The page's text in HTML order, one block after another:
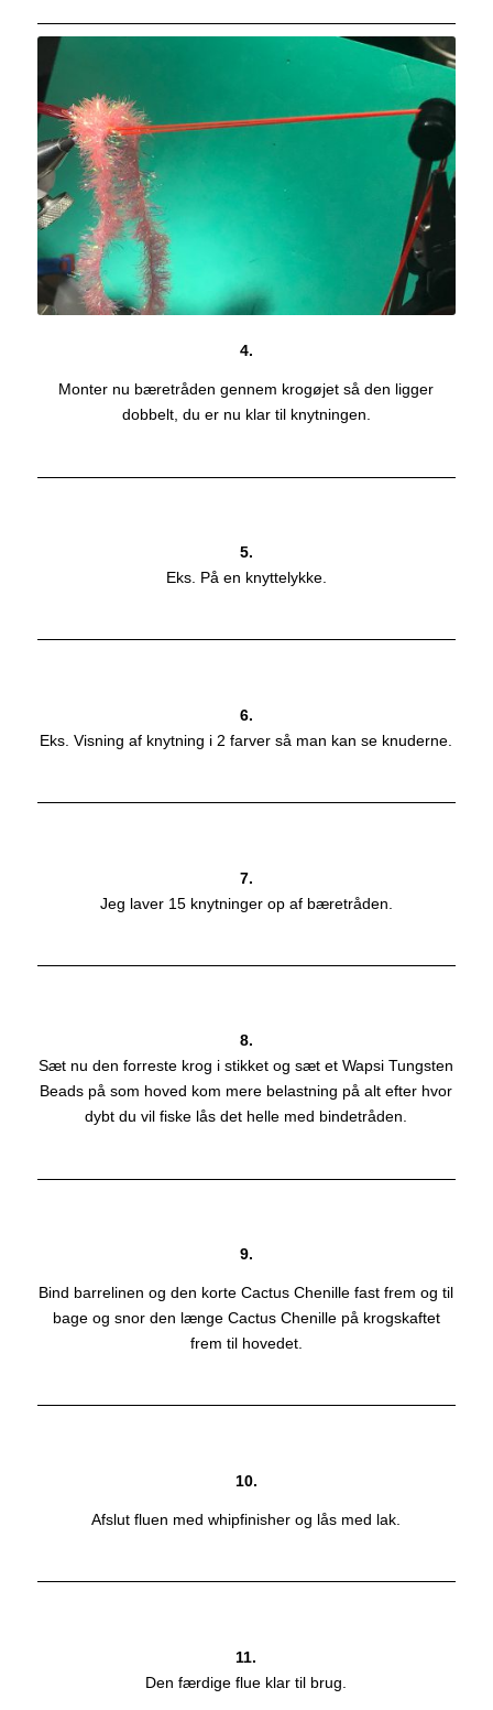
4.
Monter nu bæretråden gennem krogøjet så den ligger
dobbelt, du er nu klar til knytningen.
5.
Eks. På en knyttelykke.
6.
Eks. Visning af knytning i 2 farver så man kan se knuderne.
7.
Jeg laver 15 knytninger op af bæretråden.
8.
Sæt nu den forreste krog i stikket og sæt et Wapsi Tungsten
Beads på som hoved kom mere belastning på alt efter hvor
dybt du vil fiske lås det helle med bindetråden.
9.
Bind barrelinen og den korte Cactus Chenille fast frem og til
bage og snor den længe Cactus Chenille på krogskaftet
frem til hovedet.
10.
Afslut fluen med whipfinisher og lås med lak.
11.
Den færdige flue klar til brug.